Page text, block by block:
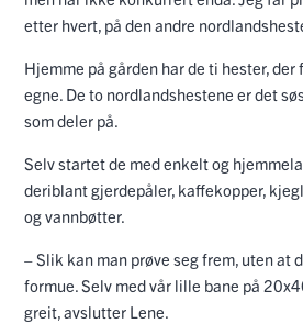
etter hvert, på den andre
Hjemme på gården har de ti hester, der
egne. De to nordlandshestene er det
som deler på.
Selv startet de med enkelt og
deriblant gjerdepåler, kaffekopper,
og vannbøtter.
– Slik kan man prøve seg frem, uten at
formue. Selv med vår lille bane på
greit, avslutter Lene.